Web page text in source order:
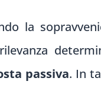
la
passiva. In